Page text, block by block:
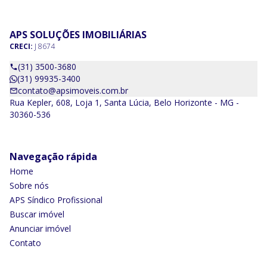
APS SOLUÇÕES IMOBILIÁRIAS
CRECI: J 8674
(31) 3500-3680
(31) 99935-3400
contato@apsimoveis.com.br
Rua Kepler, 608, Loja 1, Santa Lúcia, Belo Horizonte - MG -
30360-536
Navegação rápida
Home
Sobre nós
APS Síndico Profissional
Buscar imóvel
Anunciar imóvel
Contato